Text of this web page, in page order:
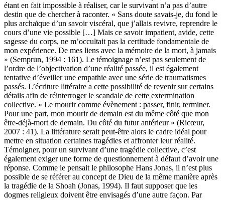
L’écriture ramène l’auteur à la mémoire de ce qu’il a subi, ce choix
étant en fait impossible à réaliser, car le survivant n’a pas d’autre
destin que de chercher à raconter. « Sans doute savais-je, du fond le
plus archaïque d’un savoir viscéral, que j’allais revivre, reprendre le
cours d’une vie possible […] Mais ce savoir impatient, avide, cette
sagesse du corps, ne m’occultait pas la certitude fondamentale de
mon expérience. De mes liens avec la mémoire de la mort, à jamais
» (Semprun, 1994 : 161). Le témoignage n’est pas seulement de
l’ordre de l’objectivation d’une réalité passée, il est également
tentative d’éveiller une empathie avec une série de traumatismes
passés. L’écriture littéraire a cette possibilité de revenir sur certains
détails afin de réinterroger le scandale de cette extermination
collective. « Le mourir comme évènement : passer, finir, terminer.
Pour une part, mon mourir de demain est du même côté que mon
être-déjà-mort de demain. Du côté du futur antérieur » (Ricœur,
2007 : 41). La littérature serait peut-être alors le cadre idéal pour
mettre en situation certaines tragédies et affronter leur réalité.
Témoigner, pour un survivant d’une tragédie collective, c’est
également exiger une forme de questionnement à défaut d’avoir une
réponse. Comme le pensait le philosophe Hans Jonas, il n’est plus
possible de se référer au concept de Dieu de la même manière après
la tragédie de la Shoah (Jonas, 1994). Il faut supposer que les